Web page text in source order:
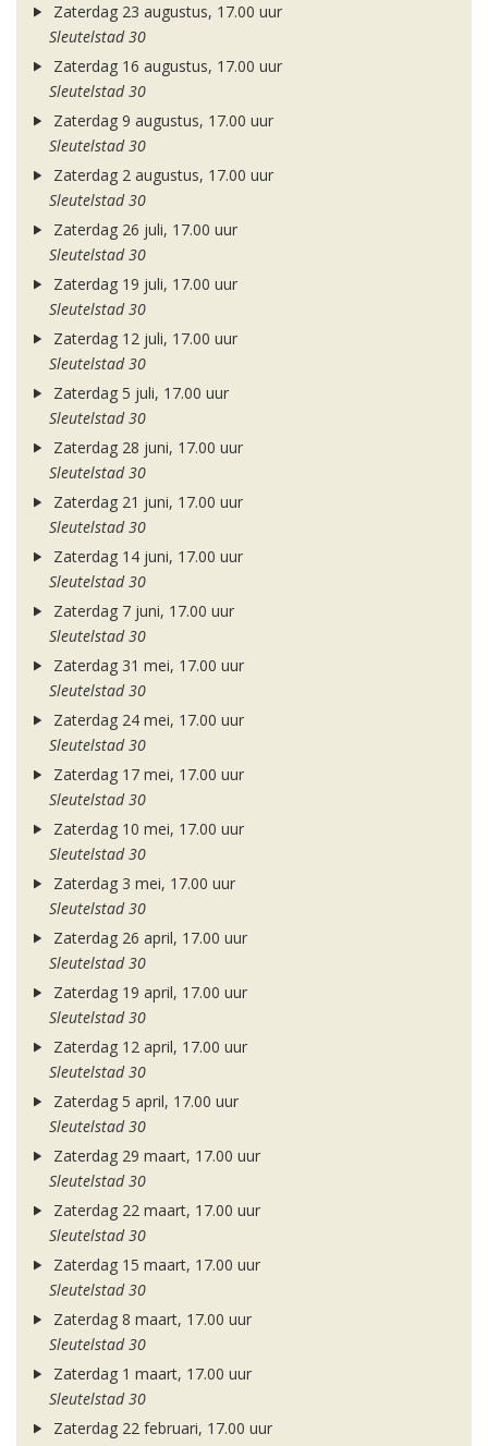
Zaterdag 23 augustus, 17.00 uur
Sleutelstad 30
Zaterdag 16 augustus, 17.00 uur
Sleutelstad 30
Zaterdag 9 augustus, 17.00 uur
Sleutelstad 30
Zaterdag 2 augustus, 17.00 uur
Sleutelstad 30
Zaterdag 26 juli, 17.00 uur
Sleutelstad 30
Zaterdag 19 juli, 17.00 uur
Sleutelstad 30
Zaterdag 12 juli, 17.00 uur
Sleutelstad 30
Zaterdag 5 juli, 17.00 uur
Sleutelstad 30
Zaterdag 28 juni, 17.00 uur
Sleutelstad 30
Zaterdag 21 juni, 17.00 uur
Sleutelstad 30
Zaterdag 14 juni, 17.00 uur
Sleutelstad 30
Zaterdag 7 juni, 17.00 uur
Sleutelstad 30
Zaterdag 31 mei, 17.00 uur
Sleutelstad 30
Zaterdag 24 mei, 17.00 uur
Sleutelstad 30
Zaterdag 17 mei, 17.00 uur
Sleutelstad 30
Zaterdag 10 mei, 17.00 uur
Sleutelstad 30
Zaterdag 3 mei, 17.00 uur
Sleutelstad 30
Zaterdag 26 april, 17.00 uur
Sleutelstad 30
Zaterdag 19 april, 17.00 uur
Sleutelstad 30
Zaterdag 12 april, 17.00 uur
Sleutelstad 30
Zaterdag 5 april, 17.00 uur
Sleutelstad 30
Zaterdag 29 maart, 17.00 uur
Sleutelstad 30
Zaterdag 22 maart, 17.00 uur
Sleutelstad 30
Zaterdag 15 maart, 17.00 uur
Sleutelstad 30
Zaterdag 8 maart, 17.00 uur
Sleutelstad 30
Zaterdag 1 maart, 17.00 uur
Sleutelstad 30
Zaterdag 22 februari, 17.00 uur